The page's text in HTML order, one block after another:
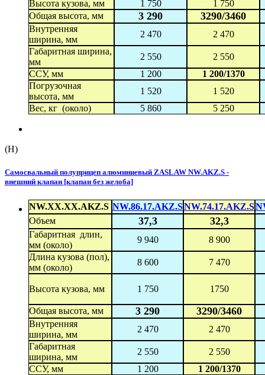
Высота кузова, мм 1 750
1 750
Общая высота, мм
3 290 3290/3460
Внутренняя
ширина, мм
2 470
2 470
Габаритная ширина,
мм
2 550
2 550
ССУ, мм
1 200
1 200/1370
Погрузочная
высота, мм
1 520
1 520
Вес, кг (около)
5 860 5 250
(H)
Самосвальный полуприцеп алюминиевый ZASLAW NW.AKZ.S -
внешний клапан [клапан без желоба]
NW.XX.XX.AKZ.S NW.86.17.AKZ.SNW.74.17.AKZ.S
Объем
37,3 32,3
Габаритная длин,
мм (около)
9 940
8 900
Длина кузова (пол),
мм (около)
8 600 7 470
Высота кузова, мм 1 750 1750
Общая высота, мм 3 290 3290/3460
Внутренняя
ширина, мм
2 470
2 470
Габаритная
ширина, мм
2 550
2 550
ССУ, мм
1 200
1 200/1370